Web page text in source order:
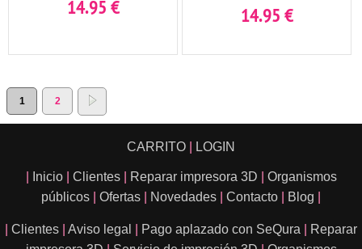
14.95€ 14.95€
1 2
CARRITO LOGIN
Inicio Clientes Reparar impresora 3D
Organismos
públicos
Ofertas Novedades Contacto Blog
Clientes Aviso legal Pago aplazado con SeQura
Reparar